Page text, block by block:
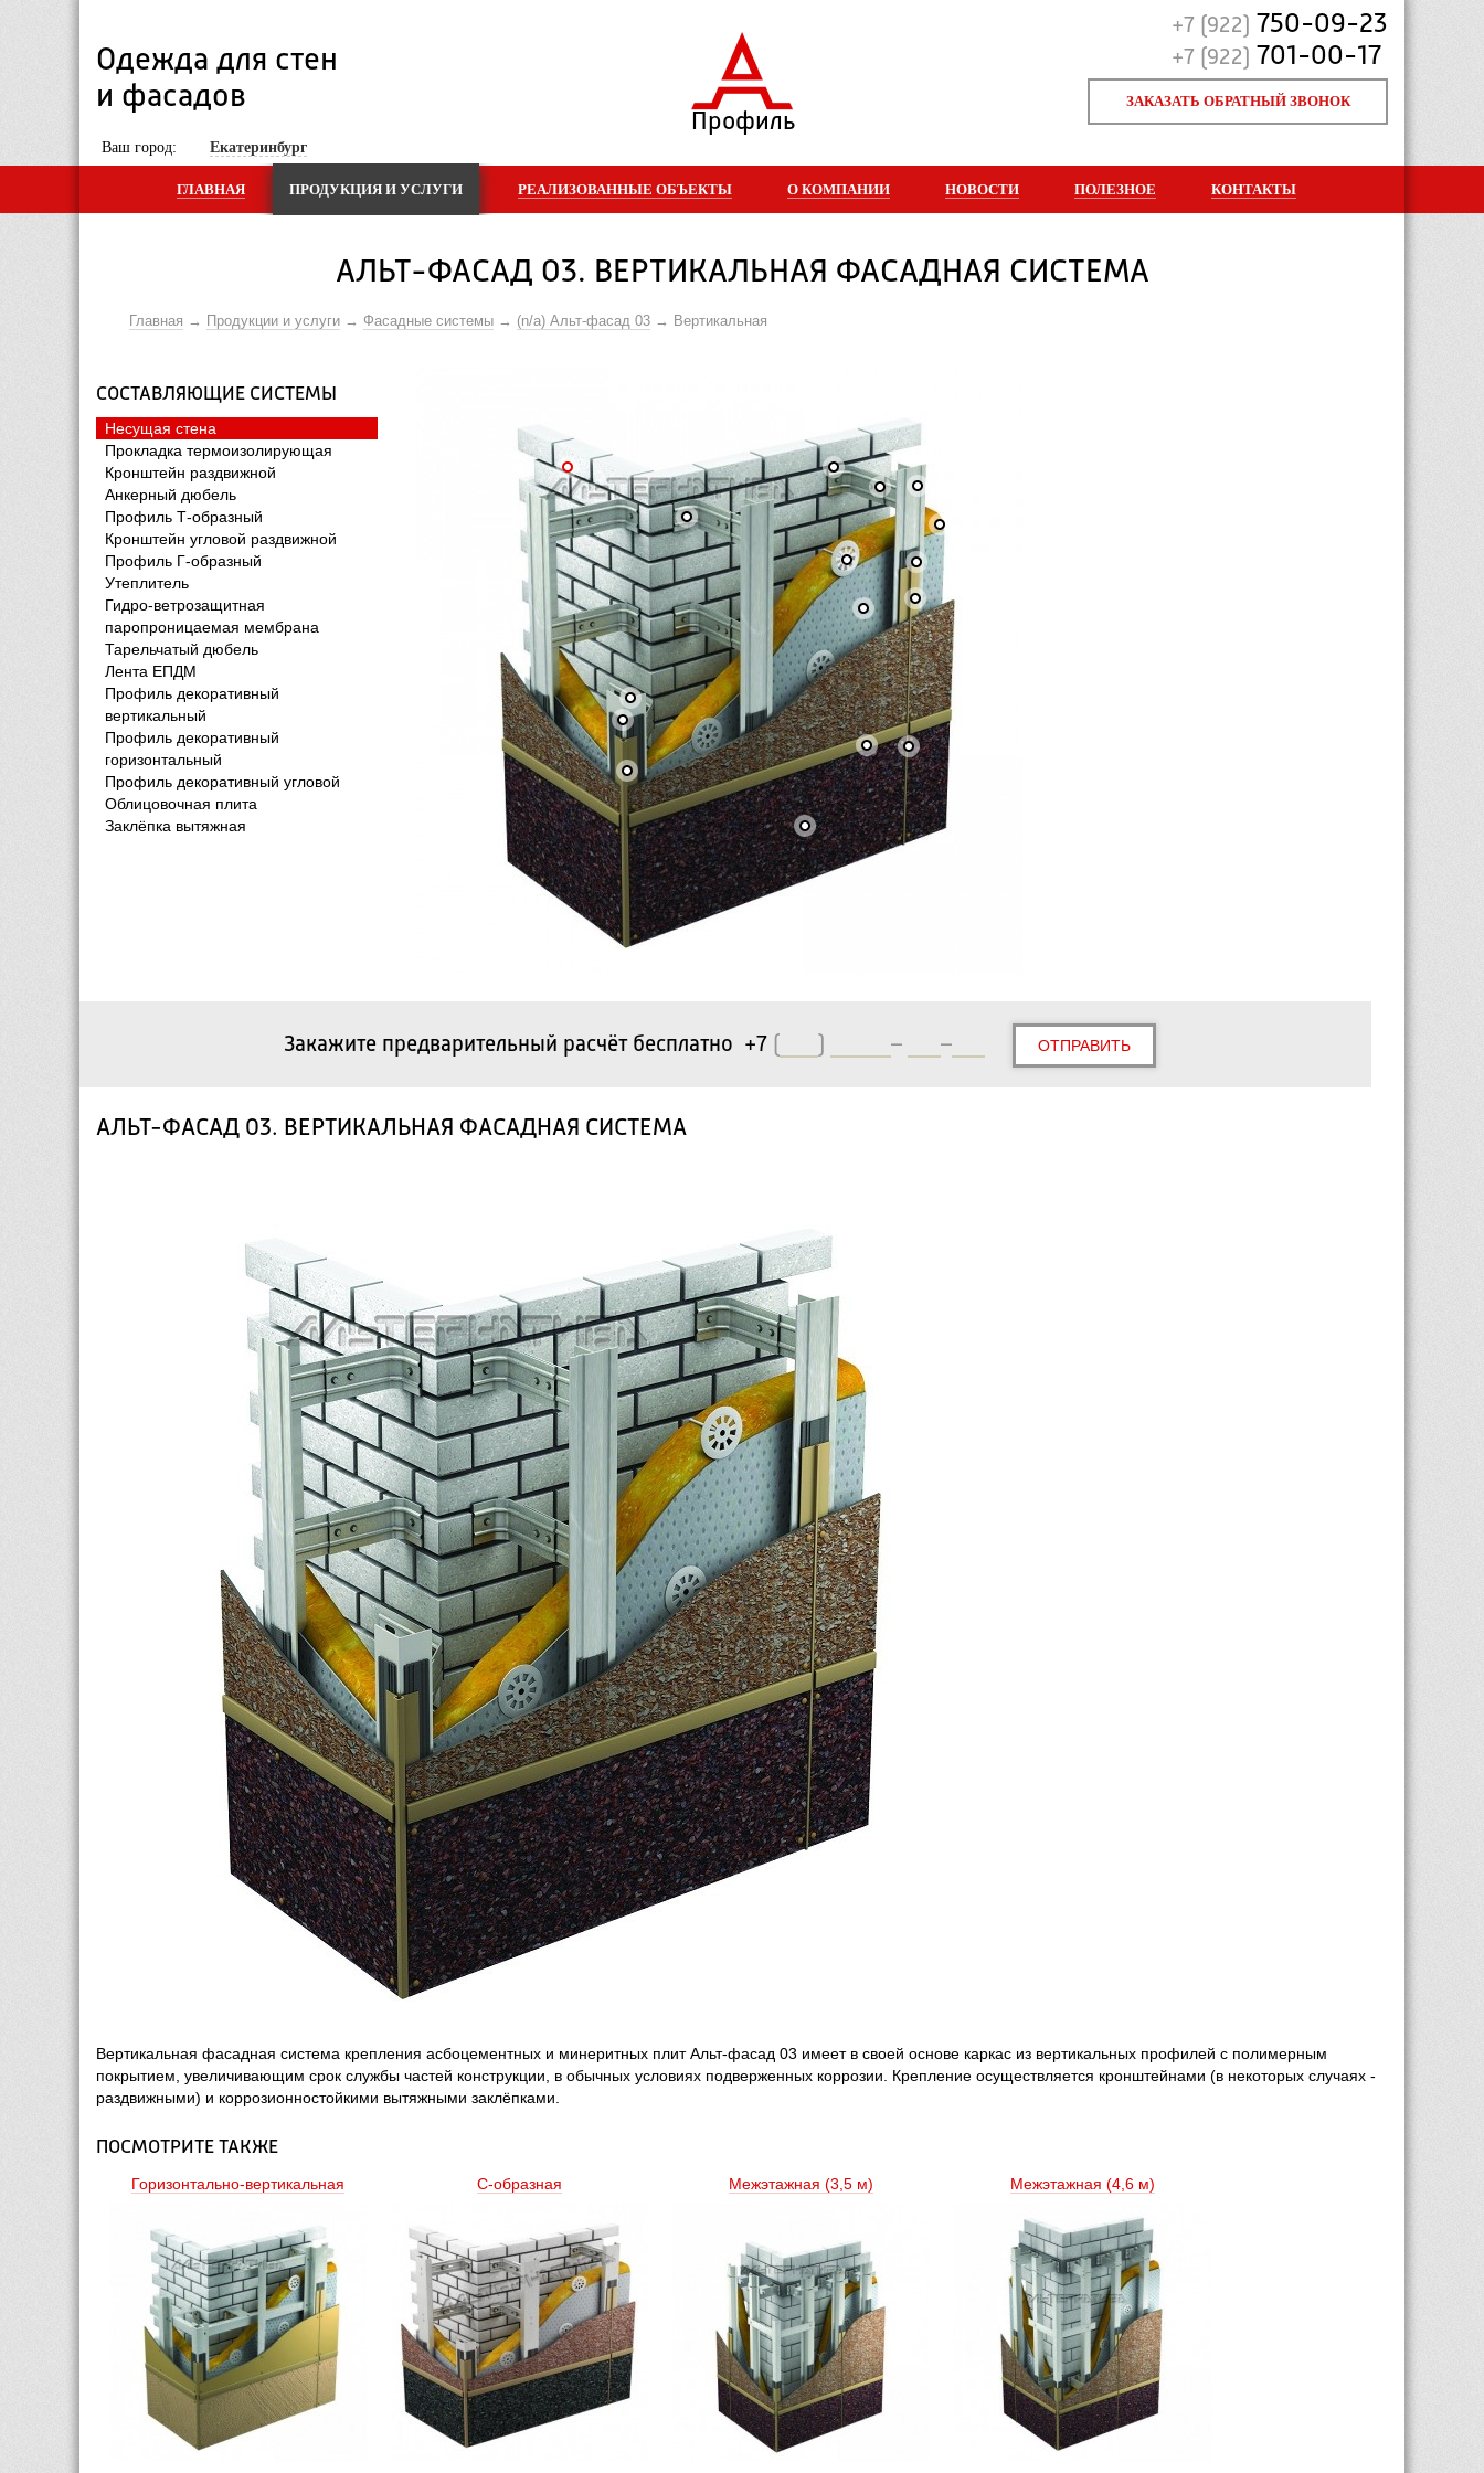
Одежда для стен
и фасадов
Профиль
+7 (922) 750-09-23
+7 (922) 701-00-17
ЗАКАЗАТЬ ОБРАТНЫЙ ЗВОНОК
Ваш город: Екатеринбург
ГЛАВНАЯ ПРОДУКЦИЯ И УСЛУГИ РЕАЛИЗОВАННЫЕ ОБЪЕКТЫ О КОМПАНИИ НОВОСТИ ПОЛЕЗНОЕ КОНТАКТЫ
АЛЬТ-ФАСАД 03. ВЕРТИКАЛЬНАЯ ФАСАДНАЯ СИСТЕМА
Главная Продукции и услуги Фасадные системы (n/a) Альт-фасад 03 Вертикальная
СОСТАВЛЯЮЩИЕ СИСТЕМЫ
Несущая стена
Прокладка термоизолирующая
Кронштейн раздвижной
Анкерный дюбель
Профиль Т-образный
Кронштейн угловой раздвижной
Профиль Г-образный
Утеплитель
Гидро-ветрозащитная
паропроницаемая мембрана
Тарельчатый дюбель
Лента ЕПДМ
Профиль декоративный
вертикальный
Профиль декоративный
горизонтальный
Профиль декоративный угловой
Облицовочная плита
Заклёпка вытяжная
Закажите предварительный расчёт бесплатно +7 – –
АЛЬТ-ФАСАД 03. ВЕРТИКАЛЬНАЯ ФАСАДНАЯ СИСТЕМА
Вертикальная фасадная система крепления асбоцементных и минеритных плит Альт-фасад 03 имеет в своей основе каркас из вертикальных профилей с полимерным
покрытием, увеличивающим срок службы частей конструкции, в обычных условиях подверженных коррозии. Крепление осуществляется кронштейнами (в некоторых случаях -
раздвижными) и коррозионностойкими вытяжными заклёпками.
ПОСМОТРИТЕ ТАКЖЕ
Горизонтально-вертикальная С-образная Межэтажная (3,5 м) Межэтажная (4,6 м)